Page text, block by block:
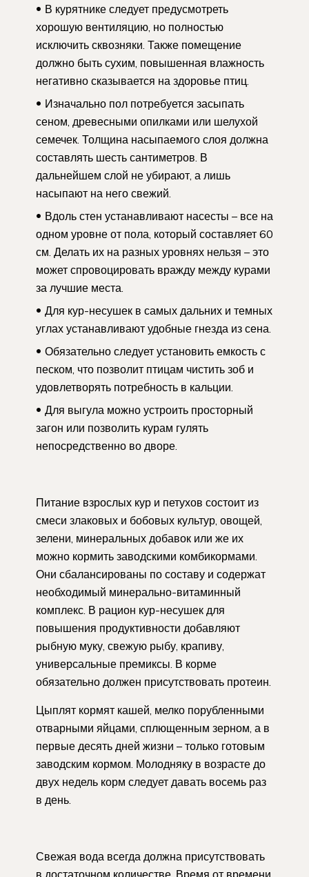
В курятнике следует предусмотреть
хорошую вентиляцию, но полностью
исключить сквозняки. Также помещение
должно быть сухим, повышенная влажность
негативно сказывается на здоровье птиц.
Изначально пол потребуется засыпать
сеном, древесными опилками или шелухой
семечек. Толщина насыпаемого слоя должна
составлять шесть сантиметров. В
дальнейшем слой не убирают, а лишь
насыпают на него свежий.
Вдоль стен устанавливают насесты – все на
одном уровне от пола, который составляет 60
см. Делать их на разных уровнях нельзя – это
может спровоцировать вражду между курами
за лучшие места.
Для кур-несушек в самых дальних и темных
углах устанавливают удобные гнезда из сена.
Обязательно следует установить емкость с
песком, что позволит птицам чистить зоб и
удовлетворять потребность в кальции.
Для выгула можно устроить просторный
загон или позволить курам гулять
непосредственно во дворе.
Питание взрослых кур и петухов состоит из
смеси злаковых и бобовых культур, овощей,
зелени, минеральных добавок или же их
можно кормить заводскими комбикормами.
Они сбалансированы по составу и содержат
необходимый минерально-витаминный
комплекс. В рацион кур-несушек для
повышения продуктивности добавляют
рыбную муку, свежую рыбу, крапиву,
универсальные премиксы. В корме
обязательно должен присутствовать протеин.
Цыплят кормят кашей, мелко порубленными
отварными яйцами, сплющенным зерном, а в
первые десять дней жизни – только готовым
заводским кормом. Молодняку в возрасте до
двух недель корм следует давать восемь раз
в день.
Свежая вода всегда должна присутствовать